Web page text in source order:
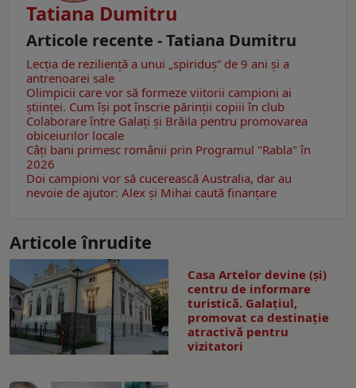
Tatiana Dumitru
Articole recente - Tatiana Dumitru
Lecția de reziliență a unui „spiriduș” de 9 ani și a
antrenoarei sale
Olimpicii care vor să formeze viitorii campioni ai
științei. Cum își pot înscrie părinții copiii în club
Colaborare între Galați și Brăila pentru promovarea
obiceiurilor locale
Câţi bani primesc românii prin Programul "Rabla" în
2026
Doi campioni vor să cucerească Australia, dar au
nevoie de ajutor: Alex și Mihai caută finanțare
Articole înrudite
Casa Artelor devine (şi)
centru de informare
turistică. Galaţiul,
promovat ca destinaţie
atractivă pentru
vizitatori